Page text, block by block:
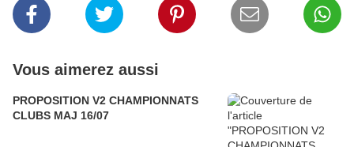
Vous aimerez aussi
PROPOSITION V2 CHAMPIONNATS
CLUBS MAJ 16/07